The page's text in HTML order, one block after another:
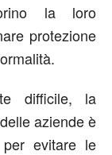
la loro
protezione
difficile, la
aziende è
evitare le